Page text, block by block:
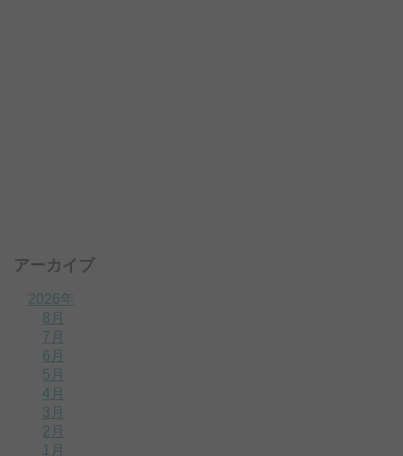
アーカイブ
2026年
8月
7月
6月
5月
4月
3月
2月
1月